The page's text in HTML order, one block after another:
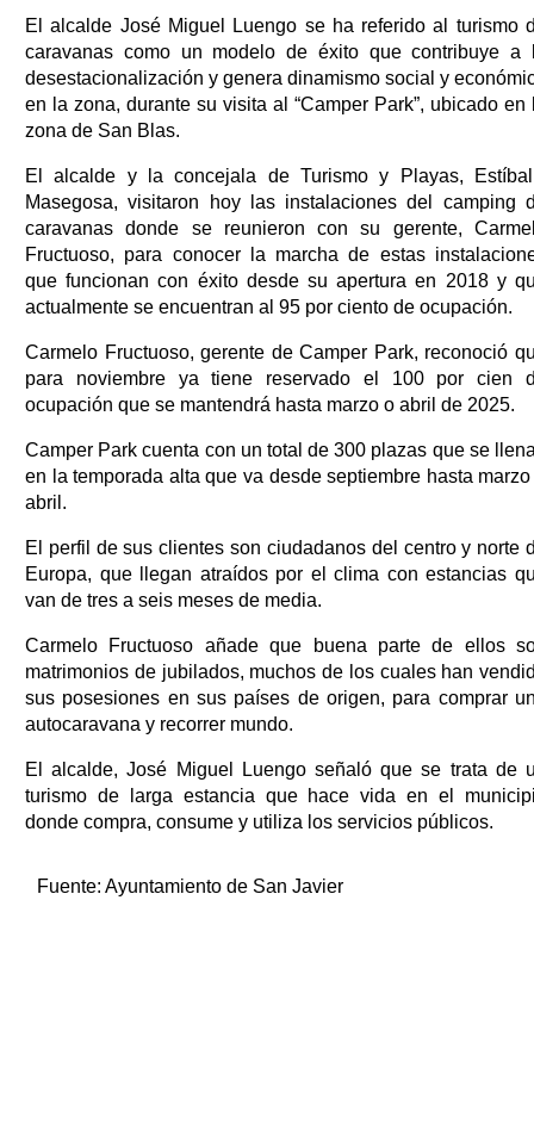
El alcalde José Miguel Luengo se ha referido al turismo
caravanas como un modelo de éxito que contribuye a
desestacionalización y genera dinamismo social y
en la zona, durante su visita al “Camper Park”, ubicado en
zona de San Blas.
El alcalde y la concejala de Turismo y Playas,
Masegosa, visitaron hoy las instalaciones del camping
caravanas donde se reunieron con su gerente,
Fructuoso, para conocer la marcha de estas
que funcionan con éxito desde su apertura en 2018 y
actualmente se encuentran al 95 por ciento de ocupación.
Carmelo Fructuoso, gerente de Camper Park, reconoció
para noviembre ya tiene reservado el 100 por cien
ocupación que se mantendrá hasta marzo o abril de 2025.
Camper Park cuenta con un total de 300 plazas que se
en la temporada alta que va desde septiembre hasta
abril.
El perfil de sus clientes son ciudadanos del centro y norte
Europa, que llegan atraídos por el clima con estancias
van de tres a seis meses de media.
Carmelo Fructuoso añade que buena parte de ellos
matrimonios de jubilados, muchos de los cuales han
sus posesiones en sus países de origen, para comprar
autocaravana y recorrer mundo.
El alcalde, José Miguel Luengo señaló que se trata de
turismo de larga estancia que hace vida en el
donde compra, consume y utiliza los servicios públicos.
Fuente: Ayuntamiento de San Javier